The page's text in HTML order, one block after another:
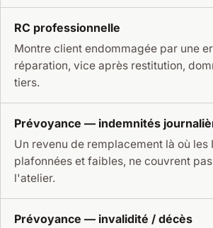
RC professionnelle
Montre client endommagée par une
réparation, vice après restitution,
tiers.
Prévoyance — indemnités
Un revenu de remplacement là où les
plafonnées et faibles, ne couvrent
l'atelier.
Prévoyance — invalidité / décès